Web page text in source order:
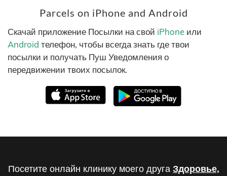
Parcels on iPhone and Android
Скачай приложение Посылки на свой iPhone или
Android телефон, чтобы всегда знать где твои
посылки и получать Пуш Уведомления о
передвижении твоих посылок.
Посетите онлайн клинику моего друга Здоровье,